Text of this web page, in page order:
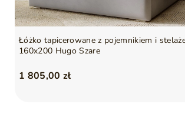
Zagłówek
Szuflady Nie
za ten produkt na terenie
Łóżko tapicerowane z pojemnikiem i
160x200 Hugo Szare
1 805,00 zł